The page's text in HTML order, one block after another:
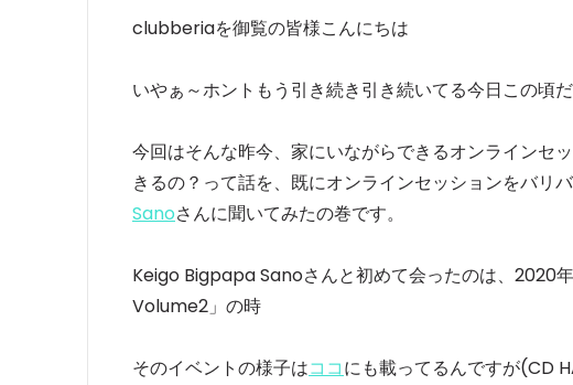
clubberiaを御覧の皆様こんにちは
いやぁ～ホントもう引き続き引き続いてる今日この頃
今回はそんな昨今、家にいながらできるオンラインセ
きるの？って話を、既にオンラインセッションをバリ
Sanoさんに聞いてみたの巻です。
Keigo Bigpapa Sanoさんと初めて会ったのは、2020
Volume2」の時
そのイベントの様子はココにも載ってるんですが(CD